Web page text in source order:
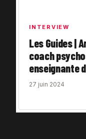
INTERVIEW
Les Guides |
coach
enseignante
27 juin 2024